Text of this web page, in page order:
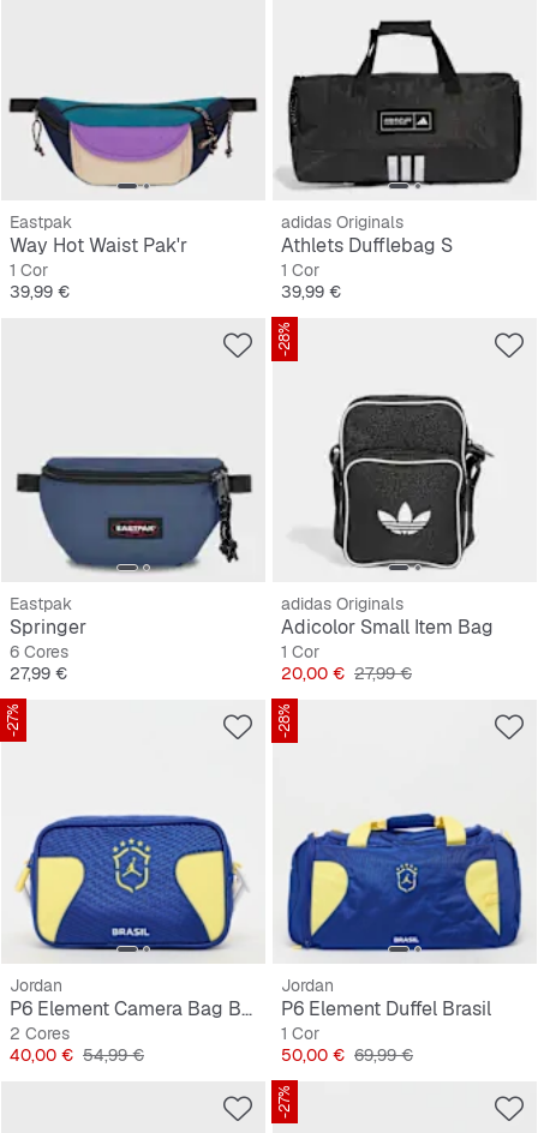
Eastpak
Way Hot Waist Pak'r
1 Cor
Preço
39,99 €
adidas Originals
Athlets Dufflebag S
1 Cor
Preço
39,99 €
Eastpak
Springer
6 Cores
Preço
27,99 €
-28%
adidas Originals
Adicolor Small Item Bag
1 Cor
Preço
20,00 € Preço original
27,99 €
-27%
Jordan
P6 Element Camera Bag Brazil
2 Cores
Preço
40,00 € Preço original
54,99 €
-28%
Jordan
P6 Element Duffel Brasil
1 Cor
Preço
50,00 € Preço original
69,99 €
-27%